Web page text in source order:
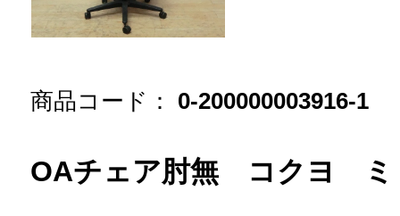
商品コード： 0-200000003916-1
OAチェア肘無 コクヨ